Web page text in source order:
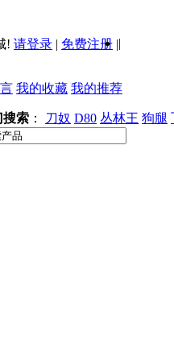
! 请登录 | 免费注册 ||
我的收藏 我的推荐
搜索 ： 刀奴 D80 丛林王 狗腿